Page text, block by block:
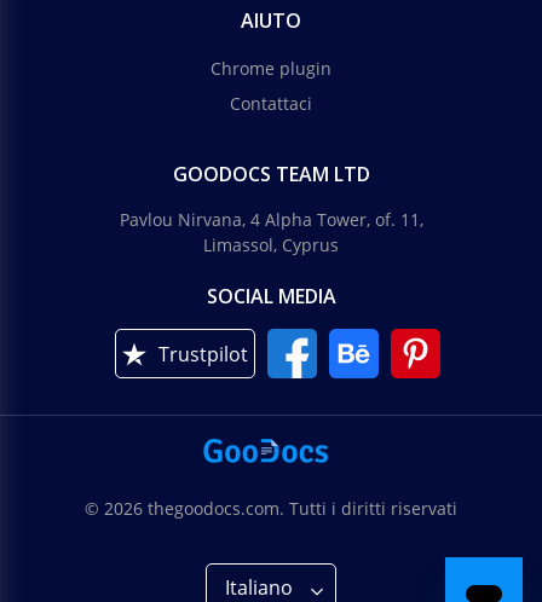
AIUTO
Chrome plugin
Contattaci
GOODOCS TEAM LTD
Pavlou Nirvana, 4 Alpha Tower, of. 11,
Limassol, Cyprus
SOCIAL MEDIA
Trustpilot
© 2026 thegoodocs.com. Tutti i diritti riservati
Italiano